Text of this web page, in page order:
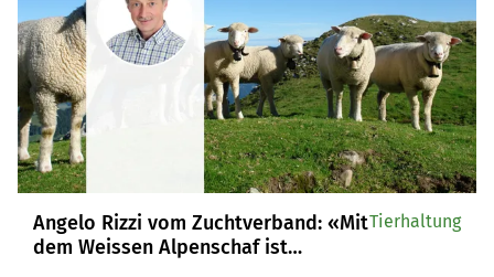
Angelo Rizzi vom Zuchtverband: «Mit
dem Weissen Alpenschaf ist
Tierhaltung